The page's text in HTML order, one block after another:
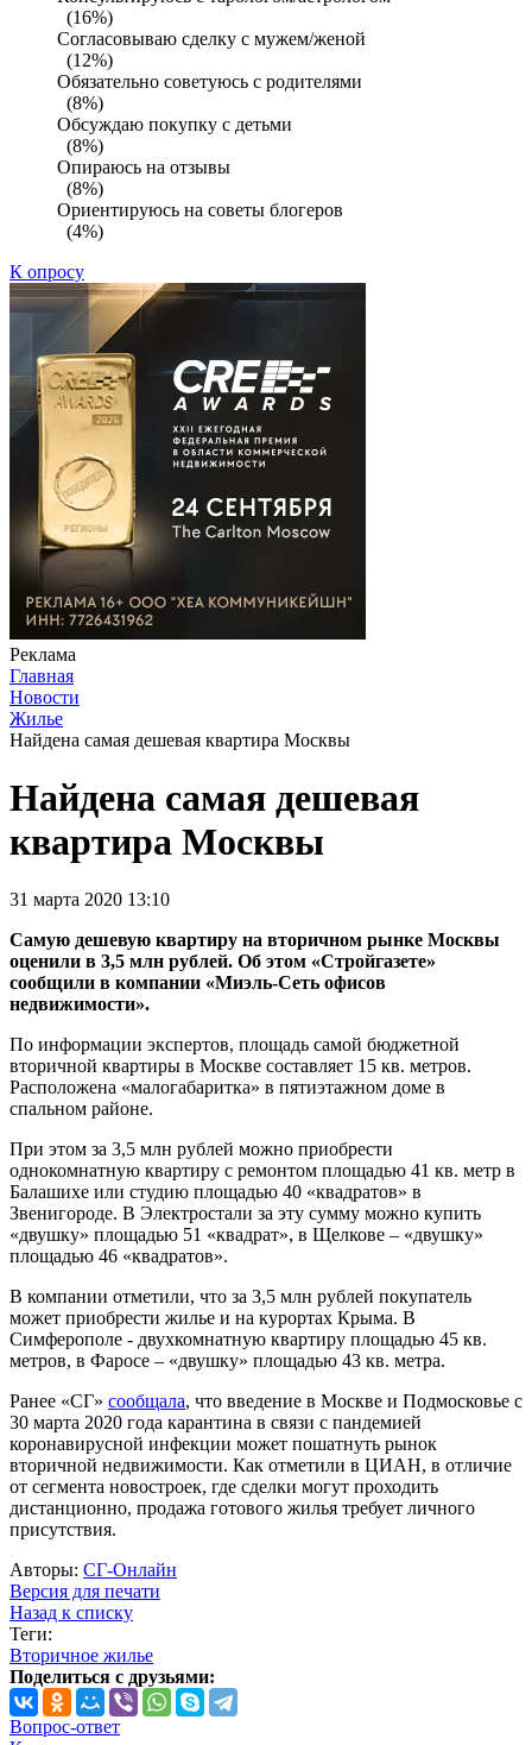
(16%)
Согласовываю сделку с мужем/женой
(12%)
Обязательно советуюсь с родителями
(8%)
Обсуждаю покупку с детьми
(8%)
Опираюсь на отзывы
(8%)
Ориентируюсь на советы блогеров
(4%)
К опросу
Реклама
Главная
Новости
Жилье
Найдена самая дешевая квартира Москвы
Найдена самая дешевая
квартира Москвы
31 марта 2020 13:10
Самую дешевую квартиру на вторичном рынке Москвы
оценили в 3,5 млн рублей. Об этом «Стройгазете»
сообщили в компании «Миэль-Сеть офисов
недвижимости».
По информации экспертов, площадь самой бюджетной
вторичной квартиры в Москве составляет 15 кв. метров.
Расположена «малогабаритка» в пятиэтажном доме в
спальном районе.
При этом за 3,5 млн рублей можно приобрести
однокомнатную квартиру с ремонтом площадью 41 кв. метр в
Балашихе или студию площадью 40 «квадратов» в
Звенигороде. В Электростали за эту сумму можно купить
«двушку» площадью 51 «квадрат», в Щелкове – «двушку»
площадью 46 «квадратов».
В компании отметили, что за 3,5 млн рублей покупатель
может приобрести жилье и на курортах Крыма. В
Симферополе - двухкомнатную квартиру площадью 45 кв.
метров, в Фаросе – «двушку» площадью 43 кв. метра.
Ранее «СГ» сообщала, что введение в Москве и Подмосковье с
30 марта 2020 года карантина в связи с пандемией
коронавирусной инфекции может пошатнуть рынок
вторичной недвижимости. Как отметили в ЦИАН, в отличие
от сегмента новостроек, где сделки могут проходить
дистанционно, продажа готового жилья требует личного
присутствия.
Авторы: СГ-Онлайн
Версия для печати
Назад к списку
Теги:
Вторичное жилье
Поделиться с друзьями:
Вопрос-ответ